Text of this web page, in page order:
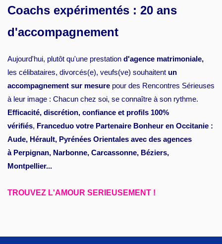
Coachs expérimentés : 20 ans
d'accompagnement
Aujourd'hui, plutôt qu'une prestation d'agence matrimoniale,
les célibataires, divorcés(e), veufs(ve) souhaitent un
accompagnement sur mesure pour des Rencontres Sérieuses
à leur image : Chacun chez soi, se connaître à son rythme.
Efficacité, discrétion, confiance et profils 100%
vérifiés, Franceduo votre Partenaire Bonheur en Occitanie :
Aude, Hérault, Pyrénées Orientales avec des agences
à Perpignan, Narbonne, Carcassonne, Béziers,
Montpellier...
TROUVEZ L'AMOUR SERIEUSEMENT !